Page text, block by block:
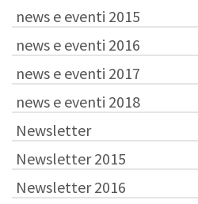
news e eventi 2015
news e eventi 2016
news e eventi 2017
news e eventi 2018
Newsletter
Newsletter 2015
Newsletter 2016